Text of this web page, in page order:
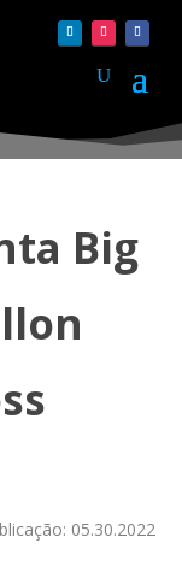
Big
05.30.2022